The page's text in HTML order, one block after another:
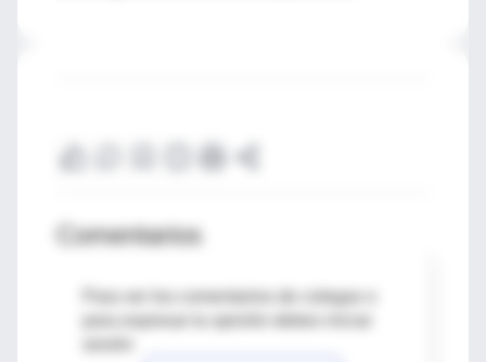
Comentarios
Para ver los comentarios de colegas o